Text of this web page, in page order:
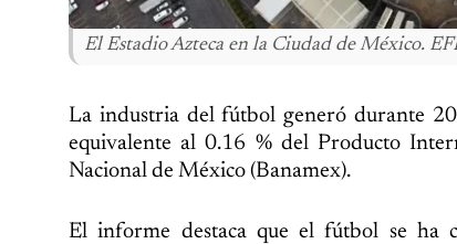
El Estadio Azteca en la Ciudad de México.
La industria del fútbol generó durante
equivalente al 0.16 % del Producto
Nacional de México (Banamex).
El informe destaca que el fútbol se ha